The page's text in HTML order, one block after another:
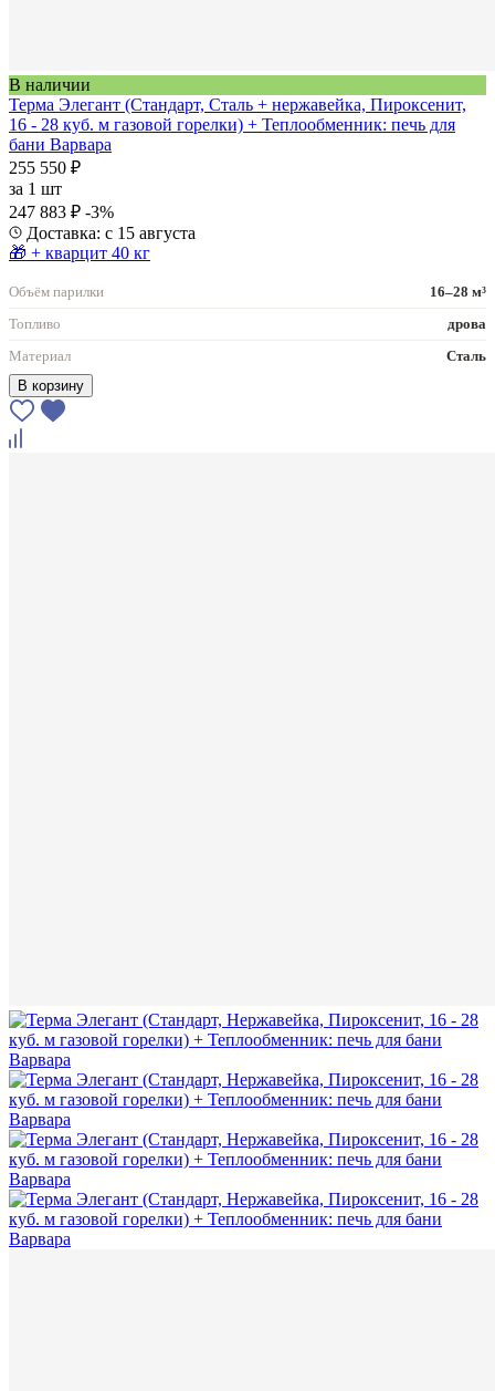
В наличии
Терма Элегант (Стандарт, Сталь + нержавейка, Пироксенит,
16 - 28 куб. м газовой горелки) + Теплообменник: печь для
бани Варвара
255 550 ₽
за 1 шт
247 883 ₽ -3%
Доставка: с 15 августа
🎁 + кварцит 40 кг
Объём парилки
16–28 м³
Топливо
дрова
Материал
Сталь
В корзину